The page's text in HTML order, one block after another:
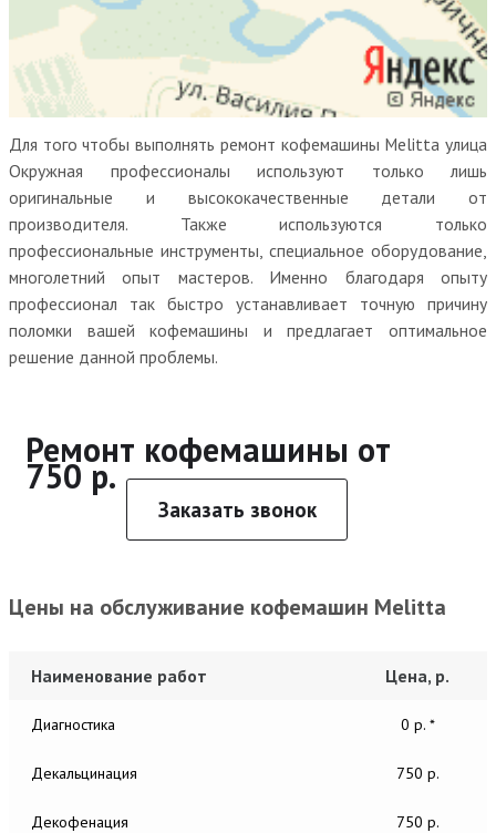
Для того чтобы выполнять ремонт кофемашины Melitta улица
Окружная профессионалы используют только лишь
оригинальные и высококачественные детали от
производителя. Также используются только
профессиональные инструменты, специальное оборудование,
многолетний опыт мастеров. Именно благодаря опыту
профессионал так быстро устанавливает точную причину
поломки вашей кофемашины и предлагает оптимальное
решение данной проблемы.
Ремонт кофемашины от
750 р.
Заказать звонок
Цены на обслуживание кофемашин Melitta
Наименование работ Цена, р.
Диагностика 0 р. *
Декальцинация 750 р.
Декофенация 750 р.